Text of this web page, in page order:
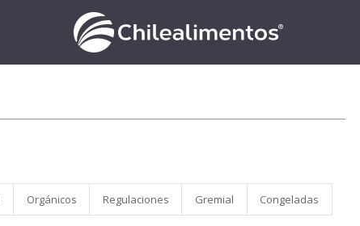
Orgánicos Regulaciones Gremial Congeladas